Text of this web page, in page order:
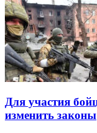
Для участия
изменить законы